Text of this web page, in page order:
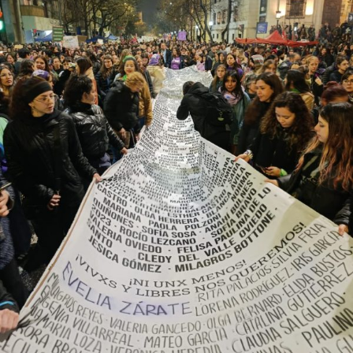
provee biodiversidad, y a una soberanía que se pierde río
abajo. Viaje en barco de MU desde el bajo delta
bonaerense, para conocer y escuchar a isleños,
productores, docentes, ambientalistas y vecinos que
resisten otra avanzada sobre un territorio en disputa.
Por Francisco Pandolfi
Descargar la Mu en PDF